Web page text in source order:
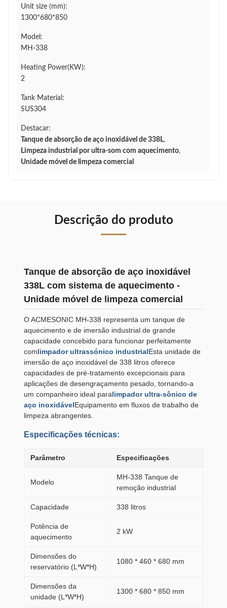
Unit size (mm):
1300*680*850
Model:
MH-338
Heating Power(KW):
2
Tank Material:
SUS304
Destacar:
Tanque de absorção de aço inoxidável de 338L,
Limpeza industrial por ultra-som com aquecimento,
Unidade móvel de limpeza comercial
Descrição do produto
Tanque de absorção de aço inoxidável
338L com sistema de aquecimento -
Unidade móvel de limpeza comercial
O ACMESONIC MH-338 representa um tanque de
aquecimento e de imersão industrial de grande
capacidade concebido para funcionar perfeitamente
comlimpador ultrassónico industrialEsta unidade de
imersão de aço inoxidável de 338 litros oferece
capacidades de pré-tratamento excepcionais para
aplicações de desengraçamento pesado, tornando-a
um companheiro ideal paralimpador ultra-sônico de
aço inoxidávelEquipamento em fluxos de trabalho de
limpeza abrangentes.
Especificações técnicas:
Parâmetro Especificações
Modelo
MH-338 Tanque de
remoção industrial
Capacidade 338 litros
Potência de
aquecimento
2 kW
Dimensões do
reservatório (L*W*H)
1080 * 460 * 680 mm
Dimensões da
unidade (L*W*H)
1300 * 680 * 850 mm